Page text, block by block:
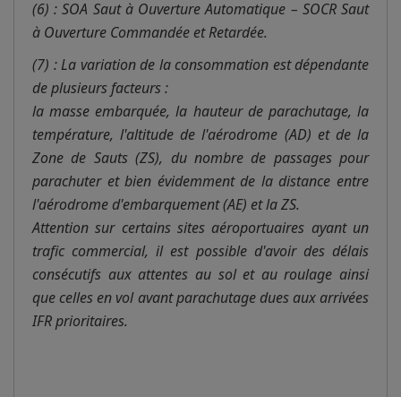
(6) : SOA Saut à Ouverture Automatique – SOCR Saut
à Ouverture Commandée et Retardée.
(7) : La variation de la consommation est dépendante
de plusieurs facteurs :
la masse embarquée, la hauteur de parachutage, la
température, l'altitude de l'aérodrome (AD) et de la
Zone de Sauts (ZS), du nombre de passages pour
parachuter et bien évidemment de la distance entre
l'aérodrome d'embarquement (AE) et la ZS.
Attention sur certains sites aéroportuaires ayant un
trafic commercial, il est possible d'avoir des délais
consécutifs aux attentes au sol et au roulage ainsi
que celles en vol avant parachutage dues aux arrivées
IFR prioritaires.